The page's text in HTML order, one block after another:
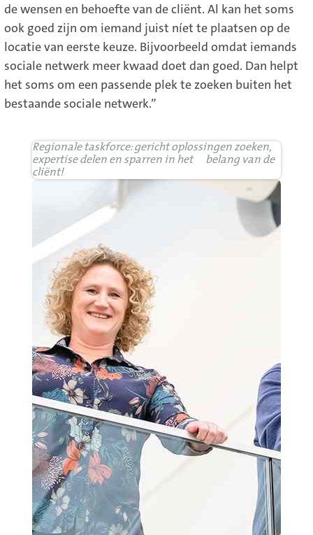
de wensen en behoefte van de cliënt. Al kan het soms
ook goed zijn om iemand juist níet te plaatsen op de
locatie van eerste keuze. Bijvoorbeeld omdat iemands
sociale netwerk meer kwaad doet dan goed. Dan helpt
het soms om een passende plek te zoeken buiten het
bestaande sociale netwerk.”
Regionale taskforce: gericht oplossingen zoeken,
expertise delen en sparren in het belang van de
cliënt!